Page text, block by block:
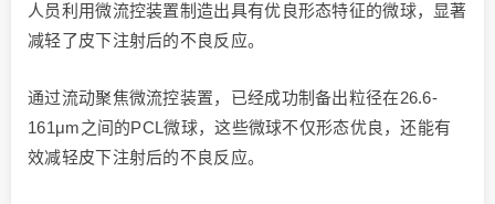
人员利用微流控装置制造出具有优良形态特征的微球，显著
减轻了皮下注射后的不良反应。
通过流动聚焦微流控装置，已经成功制备出粒径在26.6-
161μm之间的PCL微球，这些微球不仅形态优良，还能有
效减轻皮下注射后的不良反应。